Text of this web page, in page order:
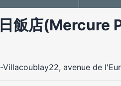
飯店(Mercure
Villacoublay22, avenue de